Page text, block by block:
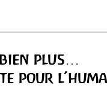
plus…
pour